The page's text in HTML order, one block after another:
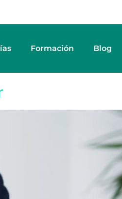
Formación Blog